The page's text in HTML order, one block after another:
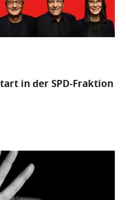
in der SPD-Fraktion